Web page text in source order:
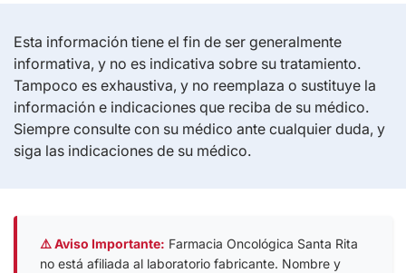
Esta información tiene el fin de ser generalmente
informativa, y no es indicativa sobre su tratamiento.
Tampoco es exhaustiva, y no reemplaza o sustituye la
información e indicaciones que reciba de su médico.
Siempre consulte con su médico ante cualquier duda, y
siga las indicaciones de su médico.
⚠️ Aviso Importante: Farmacia Oncológica Santa Rita
no está afiliada al laboratorio fabricante. Nombre y